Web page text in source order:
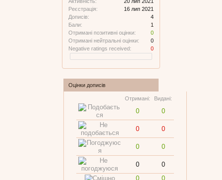
Реєстрація:
16 лип 2021
Дописів:
4
Бали:
1
Отримані позитивні оцінки:
0
Отримані нейтральні оцінки:
0
Negative ratings received:
0
Оцінки дописів
Отримані: Видані:
0 0
0 0
0 0
0
0
0
0